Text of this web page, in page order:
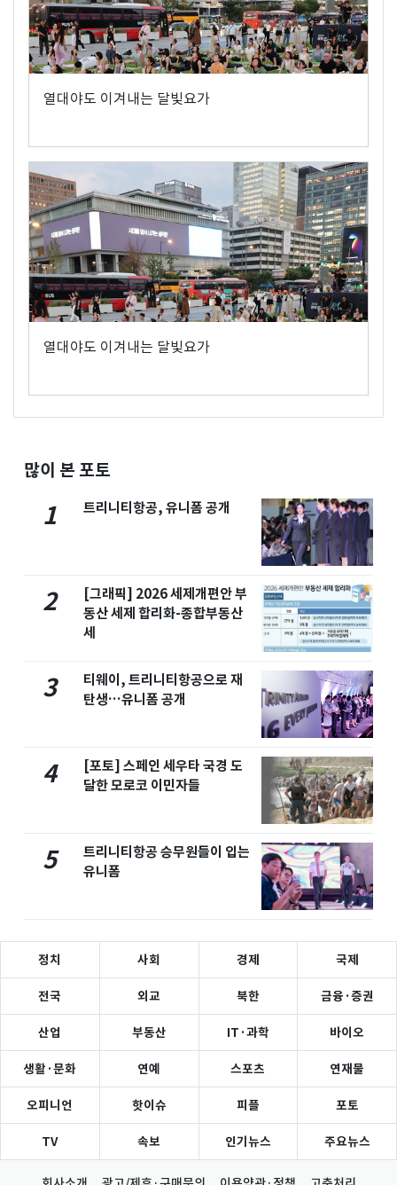
열대야도 이겨내는 달빛요가
열대야도 이겨내는 달빛요가
많이 본 포토
1 트리니티항공, 유니폼 공개
2
[그래픽] 2026 세제개편안 부
동산 세제 합리화-종합부동산
세
3
티웨이, 트리니티항공으로 재
탄생…유니폼 공개
4
[포토] 스페인 세우타 국경 도
달한 모로코 이민자들
5
트리니티항공 승무원들이 입는
유니폼
정치 사회 경제 국제
전국 외교 북한 금융·증권
산업 부동산 IT·과학 바이오
생활·문화 연예 스포츠 연재물
오피니언 핫이슈 피플 포토
TV 속보 인기뉴스 주요뉴스